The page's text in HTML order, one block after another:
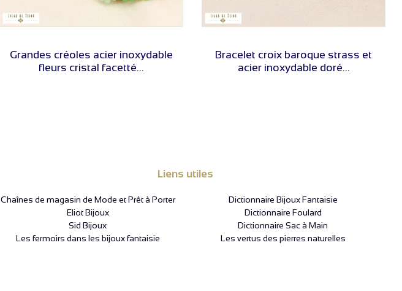
Grandes créoles acier inoxydable
fleurs cristal facetté...
Bracelet croix baroque strass et
acier inoxydable doré...
Liens utiles
Chaînes de magasin de Mode et Prêt à Porter
Dictionnaire Bijoux Fantaisie
Eliot Bijoux
Dictionnaire Foulard
Sid Bijoux
Dictionnaire Sac à Main
Les fermoirs dans les bijoux fantaisie
Les vertus des pierres naturelles